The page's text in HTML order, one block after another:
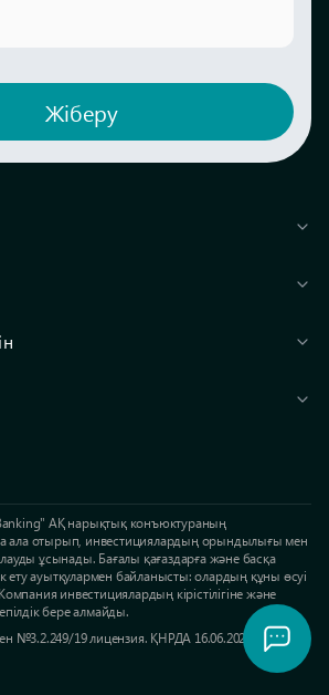
Жіберу
АҚ нарықтық конъюктураның
ала отырып, инвестициялардың орындылығы мен
ұсынады. Бағалы қағаздарға және басқа
ету ауытқулармен байланысты: олардың құны өсуі
инвестициялардың кірістілігіне және
бере алмайды.
№3.2.249/19 лицензия. ҚНРДА 16.06.2023 ж. берген